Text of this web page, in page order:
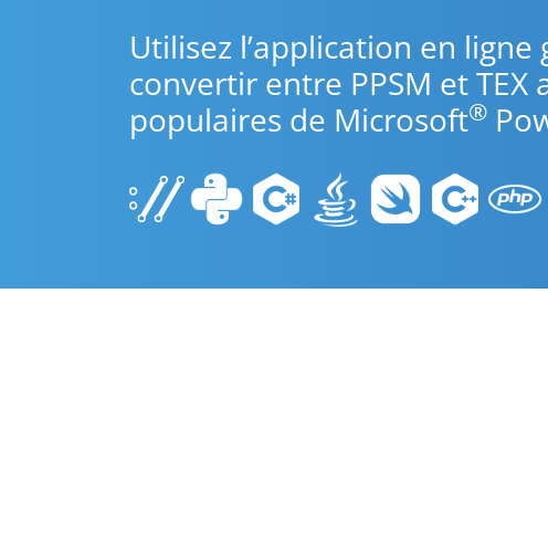
Utilisez l’application en
convertir entre PPSM et
populaires de Microsoft®